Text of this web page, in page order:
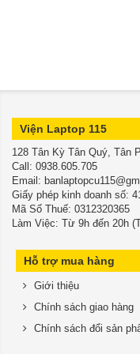
Viện Laptop 115
128 Tân Kỳ Tân Quý, Tân
​​​​​​​Call: 0938.605.705
Email:
Giấy phép kinh doanh số:
Mã Số Thuế: 0312320365
Làm Việc: Từ 9h đến 20h
Hỗ trợ mua hàng
Giới thiệu
Chính sách giao hàng
Chính sách đổi sản